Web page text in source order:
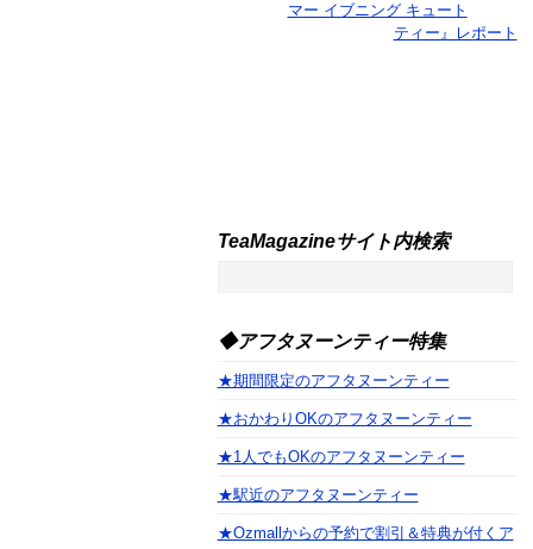
マー イブニング キュート
ティー』レポート
TeaMagazineサイト内検索
◆アフタヌーンティー特集
★期間限定のアフタヌーンティー
★おかわりOKのアフタヌーンティー
★1人でもOKのアフタヌーンティー
★駅近のアフタヌーンティー
★Ozmallからの予約で割引＆特典が付くア